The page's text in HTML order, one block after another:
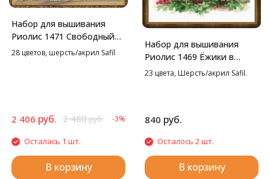
Набор для вышивания
Риолис 1471 Свободный
полет, 50*40 см
28 цветов, шерсть/акрил Safil
2 406 руб. 2 480руб. -3%
Осталась 1 шт.
В корзину
Набор для вышивания
Риолис 1469 Ёжики в
бруснике, 25*25 см
23 цвета, Шерсть/акрил Safil.
840 руб.
Осталось 2 шт.
В корзину